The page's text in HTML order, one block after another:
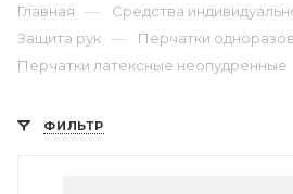
Главная — Средства
Защита рук — Перчатки
Перчатки латексные неопудренные
ФИЛЬТР